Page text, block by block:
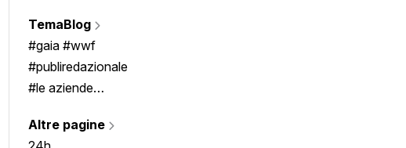
TemaBlog
#gaia #wwf
#publiredazionale
#le aziende
Altre pagine